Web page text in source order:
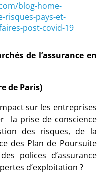
blog-home-
risques-pays-et-
post-covid-19
de l’assurance en
de Paris)
sur les entreprises
la prise de conscience
des risques, de la
des Plan de Poursuite
polices d’assurance
d’exploitation ?